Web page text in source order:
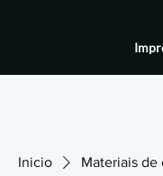
Inicio Materiais de